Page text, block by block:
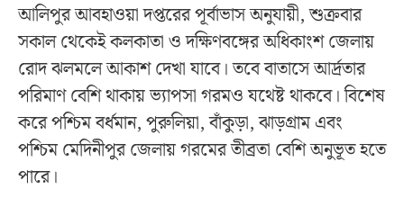
আলিপুর আবহাওয়া দপ্তরের পূর্বাভাস অনুযায়ী, শুক্রবার
সকাল থেকেই কলকাতা ও দক্ষিণবঙ্গের অধিকাংশ জেলায়
রোদ ঝলমলে আকাশ দেখা যাবে। তবে বাতাসে আর্দ্রতার
পরিমাণ বেশি থাকায় ভ্যাপসা গরমও যথেষ্ট থাকবে। বিশেষ
করে পশ্চিম বর্ধমান, পুরুলিয়া, বাঁকুড়া, ঝাড়গ্রাম এবং
পশ্চিম মেদিনীপুর জেলায় গরমের তীব্রতা বেশি অনুভূত হতে
পারে।